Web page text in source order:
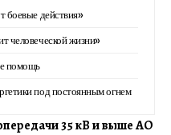
боевые действия»
человеческой жизни»
помощь
под постоянным огнем
35 кВ и выше АО